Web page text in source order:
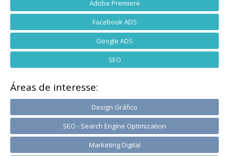
Adobe Premiere
Facebook ADS
Google ADS
SEO
Áreas de interesse:
Design Gráfico
SEO - Search Engine Optimization
Marketing Digital